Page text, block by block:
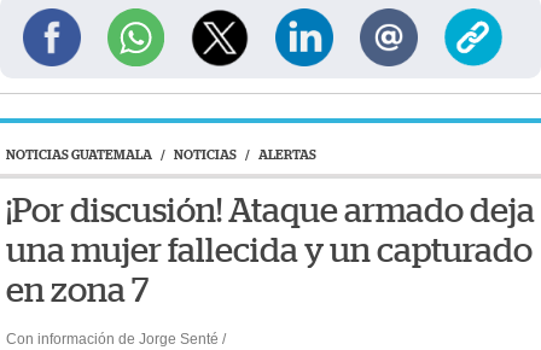
NOTICIAS GUATEMALA / NOTICIAS / ALERTAS
¡Por discusión! Ataque armado deja
una mujer fallecida y un capturado
en zona 7
Con información de Jorge Senté /